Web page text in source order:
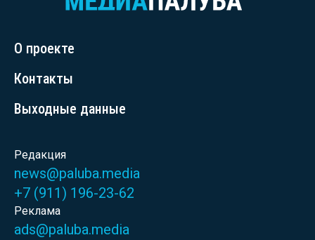
О проекте
Контакты
Выходные данные
Редакция
news@paluba.media
+7 (911) 196-23-62
Реклама
ads@paluba.media